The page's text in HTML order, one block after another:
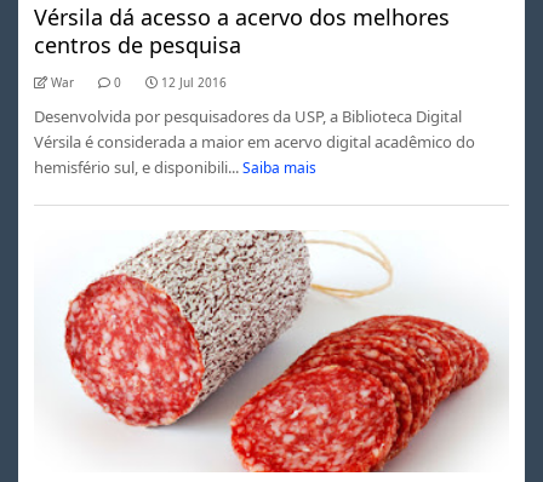
Vérsila dá acesso a acervo dos melhores
centros de pesquisa
War 0 12 Jul 2016
Desenvolvida por pesquisadores da USP, a Biblioteca Digital
Vérsila é considerada a maior em acervo digital acadêmico do
hemisfério sul, e disponibili... Saiba mais